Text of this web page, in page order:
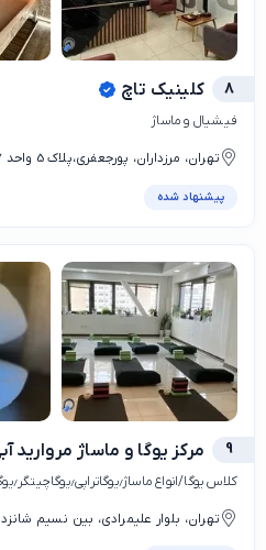
8 کلینیک تاچ
فیشیال و ماساژ
تهران، مرزداران، پورجعفری،پلاک 5 واحد 27
پیشنهاد شده
9 مرکز یوگا و ماساژ مروارید
کلاس یوگا/انواع ماساژ٫یوگاتراپی٫یوگاچیتگر٫یوگاغربتهراان٫یوگادریاچه چیتگر
تهران، بلوار علیمرادی، بین نسیم